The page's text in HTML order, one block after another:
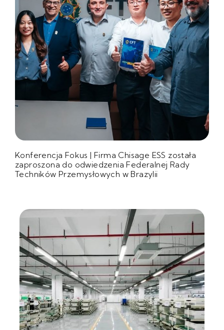
Konferencja Fokus | Firma Chisage ESS została
zaproszona do odwiedzenia Federalnej Rady
Techników Przemysłowych w Brazylii